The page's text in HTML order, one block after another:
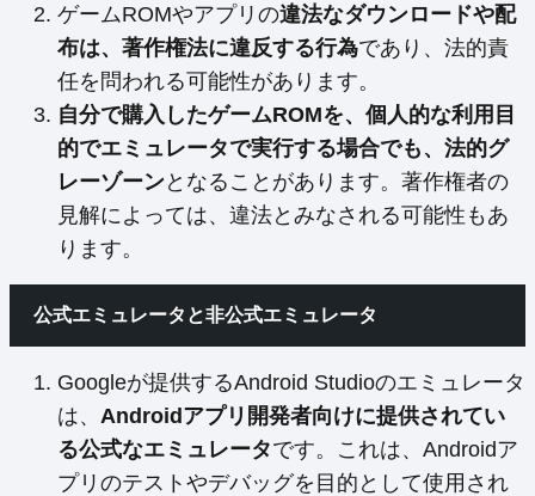
ゲームROMやアプリの違法なダウンロードや配
布は、著作権法に違反する行為であり、法的責
任を問われる可能性があります。
自分で購入したゲームROMを、個人的な利用目
的でエミュレータで実行する場合でも、法的グ
レーゾーンとなることがあります。著作権者の
見解によっては、違法とみなされる可能性もあ
ります。
公式エミュレータと非公式エミュレータ
Googleが提供するAndroid Studioのエミュレータ
は、 Androidアプリ開発者向けに提供されてい
る公式なエミュレータです。これは、Androidア
プリのテストやデバッグを目的として使用され